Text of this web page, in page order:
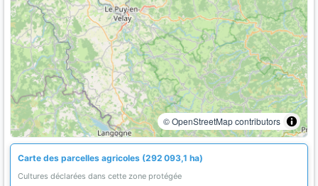
© OpenStreetMap contributors
Carte des parcelles agricoles (292 093,1 ha)
Cultures déclarées dans cette zone protégée